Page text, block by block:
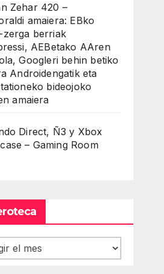
Zehar 420 –
amaiera: EBko
zerga berriak
AEBetako AAren
Googleri behin betiko
Androidengatik eta
bideojoko
amaiera
Direct, Ñ3 y Xbox
– Gaming Room